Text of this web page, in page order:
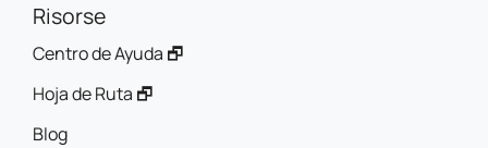
Risorse
Centro de Ayuda 🗗
Hoja de Ruta 🗗
Blog